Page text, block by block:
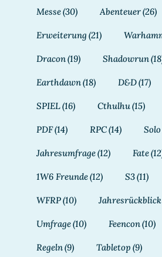
Messe(30) Abenteuer(26)
Erweiterung (21)
Dracon(19) Shadowrun
Earthdawn(18) D&D(17)
SPIEL(16) Cthulhu(15)
PDF(14) RPC(14) Solo
Jahresumfrage(12) Fate
1W6 Freunde(12) S3(11)
WFRP(10) Jahresrückblick
Umfrage(10) Feencon(10)
Regeln(9) Tabletop (9)